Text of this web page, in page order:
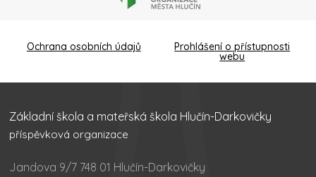
Ochrana osobních údajů Prohlášení o přístupnosti
webu
Základní škola a mateřská škola Hlučín-Darkovičky
příspěvková organizace
Jandova 9/7 748 01 Hlučín-Darkovičky